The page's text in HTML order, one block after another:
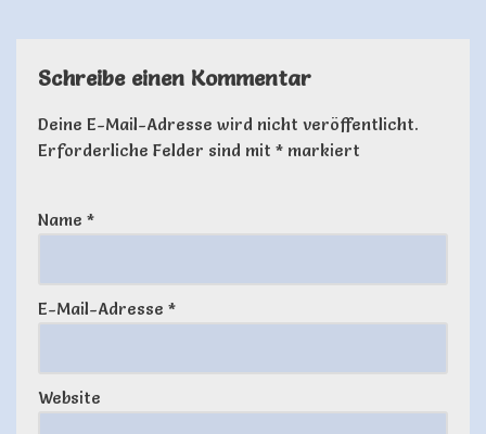
Schreibe einen Kommentar
Deine E-Mail-Adresse wird nicht veröffentlicht.
Erforderliche Felder sind mit * markiert
Name *
E-Mail-Adresse *
Website